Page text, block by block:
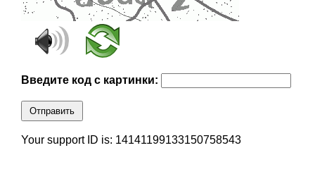
Введите код с картинки:
Отправить
Your support ID is: 14141199133150758543